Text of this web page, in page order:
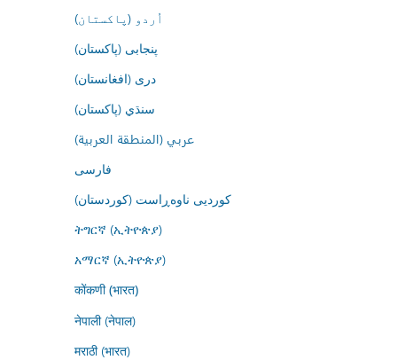
اُردو (پاکستان)
پنجابی (پاکستان)
درى (افغانستان)
سنڌي (پاکستان)
عربي (المنطقة العربية)
فارسى
کوردیی ناوەڕاست (کوردستان)
ትግርኛ (ኢትዮጵያ)
አማርኛ (ኢትዮጵያ)
कोंकणी (भारत)
नेपाली (नेपाल)
मराठी (भारत)